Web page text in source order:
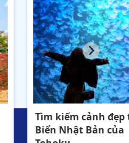
Tìm kiếm cảnh đẹp
Biển Nhật Bản của